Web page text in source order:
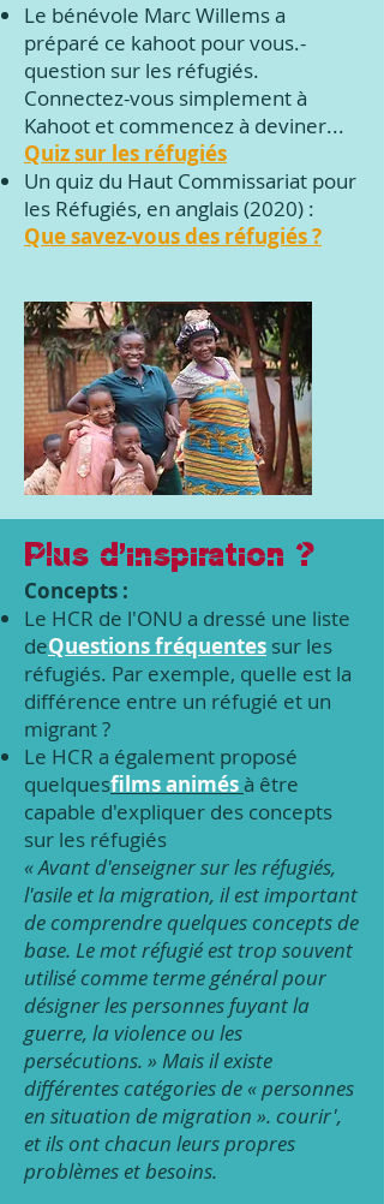
Le bénévole Marc Willems a
préparé ce kahoot pour vous.-
question sur les réfugiés.
Connectez-vous simplement à
Kahoot et commencez à deviner...
Quiz sur les réfugiés
Un quiz du Haut Commissariat pour
les Réfugiés, en anglais (2020) :
Que savez-vous des réfugiés ?
Plus d'inspiration ?
Concepts :
Le HCR de l'ONU a dressé une liste
deQuestions fréquentes sur les
réfugiés. Par exemple, quelle est la
différence entre un réfugié et un
migrant ?
Le HCR a également proposé
quelquesfilms animés à être
capable d'expliquer des concepts
sur les réfugiés
« Avant d'enseigner sur les réfugiés,
l'asile et la migration, il est important
de comprendre quelques concepts de
base. Le mot réfugié est trop souvent
utilisé comme terme général pour
désigner les personnes fuyant la
guerre, la violence ou les
persécutions. » Mais il existe
différentes catégories de « personnes
en situation de migration ». courir',
et ils ont chacun leurs propres
problèmes et besoins.